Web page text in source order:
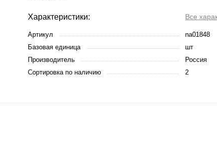
Характеристики: Все
Артикул
na01848
Базовая единица
шт
Производитель
Россия
Сортировка по наличию
2